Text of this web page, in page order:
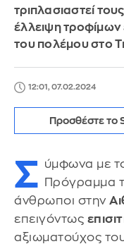
τριπλασιαστεί
έλλειψη τροφίμων
του πολέμου στο
12:01, 07.02.2024
Προσθέστε το
Σ ύμφωνα με
Πρόγραμμα
άνθρωποι στην
επειγόντως
αξιωματούχος